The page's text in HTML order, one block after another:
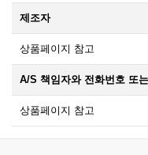
제조자
상품페이지 참고
A/S 책임자와 전화번호 또
상품페이지 참고